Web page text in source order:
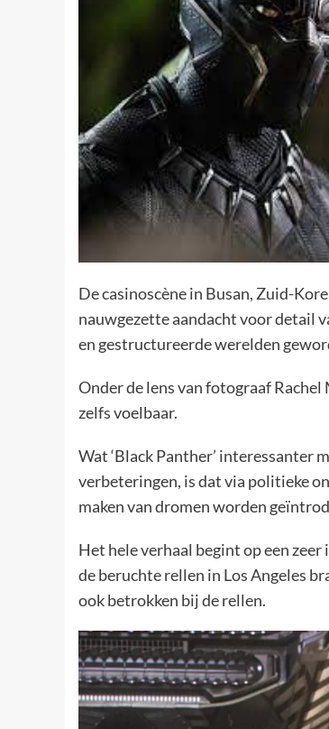
De casinoscène in Busan, Zuid-
nauwgezette aandacht voor detail
en gestructureerde werelden
Onder de lens van fotograaf
zelfs voelbaar.
Wat ‘Black Panther’ interessanter
verbeteringen, is dat via politieke
maken van dromen worden
Het hele verhaal begint op een
de beruchte rellen in Los Angeles
ook betrokken bij de rellen.